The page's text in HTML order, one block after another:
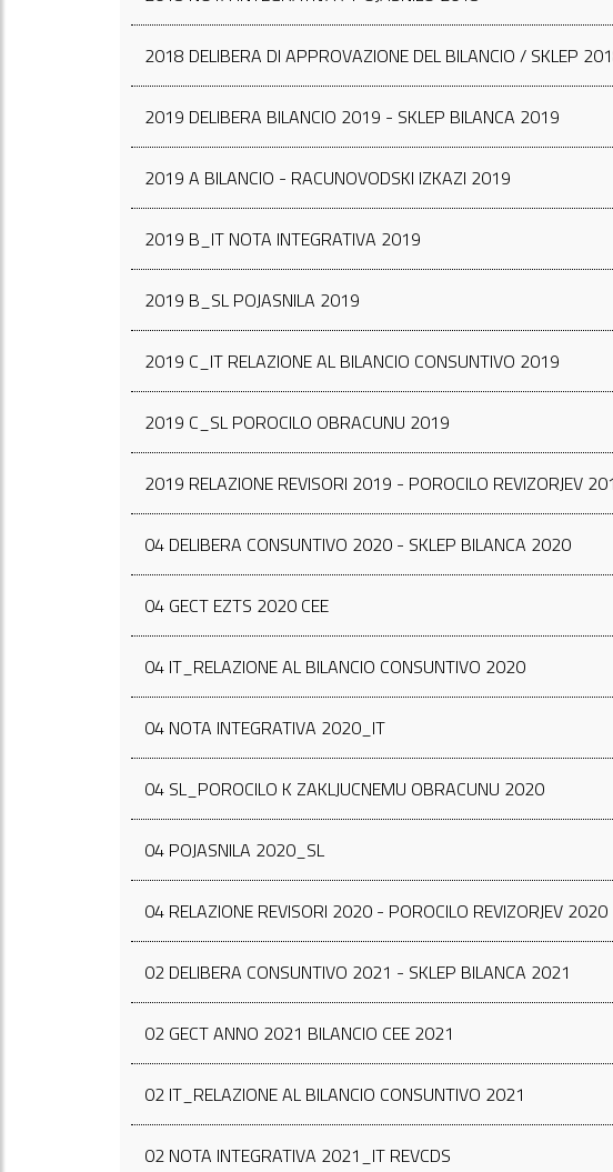
2018 DELIBERA DI APPROVAZIONE DEL BILANCIO / SKLEP
2019 DELIBERA BILANCIO 2019 - SKLEP BILANCA 2019
2019 A BILANCIO - RACUNOVODSKI IZKAZI 2019
2019 B_IT NOTA INTEGRATIVA 2019
2019 B_SL POJASNILA 2019
2019 C_IT RELAZIONE AL BILANCIO CONSUNTIVO 2019
2019 C_SL POROCILO OBRACUNU 2019
2019 RELAZIONE REVISORI 2019 - POROCILO REVIZORJEV
04 DELIBERA CONSUNTIVO 2020 - SKLEP BILANCA 2020
04 GECT EZTS 2020 CEE
04 IT_RELAZIONE AL BILANCIO CONSUNTIVO 2020
04 NOTA INTEGRATIVA 2020_IT
04 SL_POROCILO K ZAKLJUCNEMU OBRACUNU 2020
04 POJASNILA 2020_SL
04 RELAZIONE REVISORI 2020 - POROCILO REVIZORJEV 2020
02 DELIBERA CONSUNTIVO 2021 - SKLEP BILANCA 2021
02 GECT ANNO 2021 BILANCIO CEE 2021
02 IT_RELAZIONE AL BILANCIO CONSUNTIVO 2021
02 NOTA INTEGRATIVA 2021_IT REVCDS